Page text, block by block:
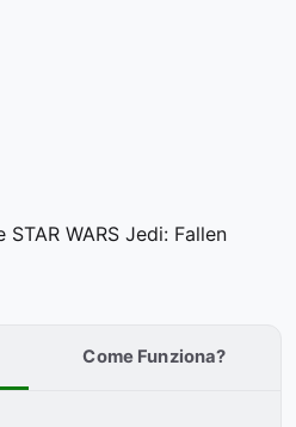
WARS Jedi: Fallen
Come Funziona?